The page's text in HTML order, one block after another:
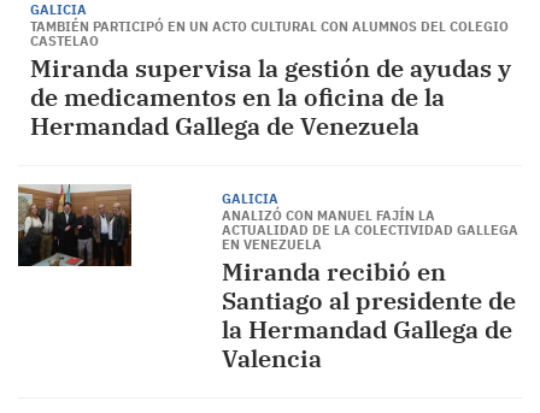
GALICIA
TAMBIÉN PARTICIPÓ EN UN ACTO CULTURAL CON ALUMNOS DEL COLEGIO
CASTELAO
Miranda supervisa la gestión de ayudas y
de medicamentos en la oficina de la
Hermandad Gallega de Venezuela
GALICIA
ANALIZÓ CON MANUEL FAJÍN LA
ACTUALIDAD DE LA COLECTIVIDAD GALLEGA
EN VENEZUELA
Miranda recibió en
Santiago al presidente de
la Hermandad Gallega de
Valencia